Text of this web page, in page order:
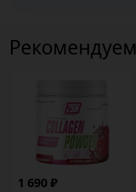
Рекомендуем
1 690 ₽